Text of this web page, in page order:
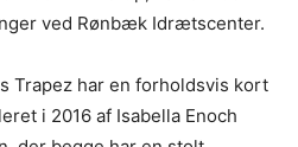
ved Rønbæk Idrætscenter.
Trapez har en forholdsvis kort
i 2016 af Isabella Enoch